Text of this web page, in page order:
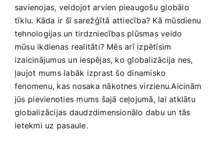
Smaržas, kosmētika
Sports, tūrisms un atpūta
TV un Sadzīves tehnika
Zoo preces
savienojas, veidojot arvien pieaugošu globālo
‌tīklu. Kāda ir šī sarežģītā attiecība? Kā mūsdienu
tehnologijas un tirdzniecības plūsmas veido
mūsu ikdienas ⁤realitāti? ​Mēs arī izpētīsim
izaicinājumus un iespējas, ‍ko globalizācija nes,
ļaujot ⁤mums labāk izprast šo dinamisko
fenomenu, kas nosaka nākotnes virzienu.Aicinām
jūs ⁣pievienoties mums šajā ceļojumā, lai atklātu
globalizācijas daudzdimensionālo dabu un‍ tās
⁣ietekmi uz pasaule.